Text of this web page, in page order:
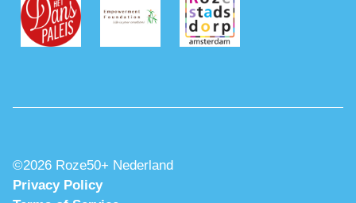
©2026 Roze50+ Nederland
Privacy Policy